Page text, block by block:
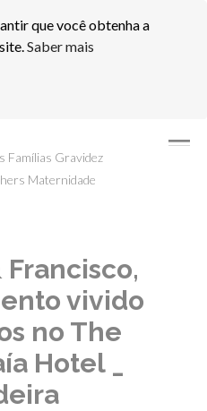
que você obtenha a
Saber mais
menu
Famílias Gravidez
Maternidade
Francisco,
vivido
no The
Hotel _